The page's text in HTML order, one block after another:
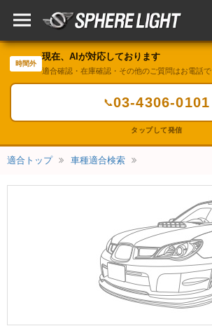
時間外
現在、AIが対応しております
適合確認・在庫確認・その他のご質問はお電話で
📞03-4306-0101
タップして発信
適合トップ 車種適合検索